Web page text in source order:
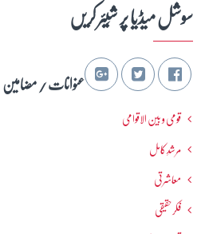
سوشل میڈیا پر شِیئر کریں
عنوانات / مضامین
قومی و بین الاقوامی
مرشدِ کامل
معاشرتی
فکرحقیقی